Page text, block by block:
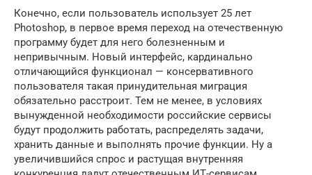
Конечно, если пользователь использует 25 лет
Photoshop, в первое время переход на отечественную
программу будет для него болезненным и
непривычным. Новый интерфейс, кардинально
отличающийся функционал — консервативного
пользователя такая принудительная миграция
обязательно расстроит. Тем не менее, в условиях
вынужденной необходимости российские сервисы
будут продолжить работать, распределять задачи,
хранить данные и выполнять прочие функции. Ну а
увеличившийся спрос и растущая внутренняя